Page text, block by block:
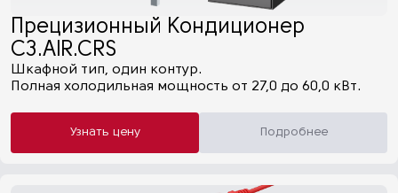
Прецизионный Кондиционер
C3.AIR.CRS
Шкафной тип, один контур.
Полная холодильная мощность от 27,0 до 60,0 кВт.
Узнать цену Подробнее